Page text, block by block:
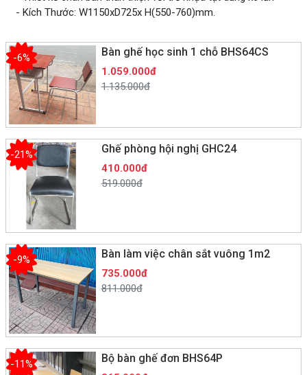
- Kích Thước: W1150xD725x H(550-760)mm.
Bàn ghế học sinh 1 chỗ BHS64CS
-6%
1.059.000đ
1.135.000đ
Ghế phòng hội nghị GHC24
-21%
410.000đ
519.000đ
Bàn làm việc chân sắt vuông 1m2
-9%
735.000đ
811.000đ
Bộ bàn ghế đơn BHS64P
-11%